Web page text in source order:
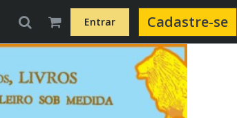
Entrar Cadastre-se